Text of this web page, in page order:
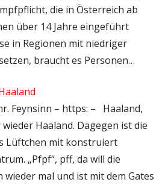
die in Österreich ab
über 14 Jahre eingeführt
in Regionen mit niedriger
braucht es Personen…
Feynsinn – https: – Haaland,
Haaland. Dagegen ist die
Lüftchen mit konstruiert
„Pfpf“, pff, da will die
wieder mal und ist mit dem Gates